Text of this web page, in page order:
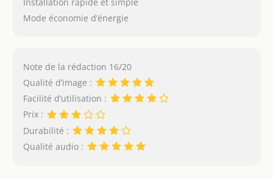
Mode économie d’énergie
Note de la rédaction 16/20
Qualité d’image :
Facilité d’utilisation :
Prix :
Durabilité :
Qualité audio :